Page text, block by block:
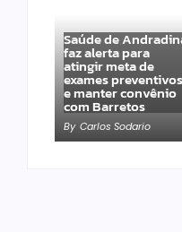
Saúde de
faz alerta para
atingir meta de
exames preventivos
e manter convênio
com Barretos
By Carlos Sodario